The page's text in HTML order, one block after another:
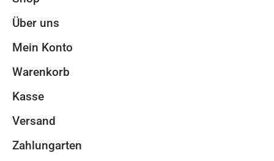
Über uns
Mein Konto
Warenkorb
Kasse
Versand
Zahlungarten